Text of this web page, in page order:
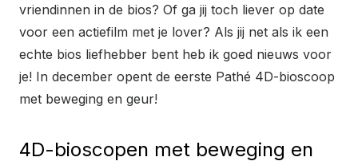
vriendinnen in de bios? Of ga jij toch liever op date
voor een actiefilm met je lover? Als jij net als ik een
echte bios liefhebber bent heb ik goed nieuws voor
je! In december opent de eerste Pathé 4D-bioscoop
met beweging en geur!
4D-bioscopen met beweging en